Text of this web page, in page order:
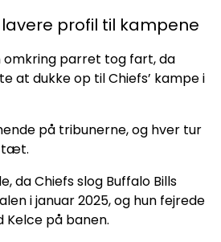
profil til kampene
parret tog fart, da
at dukke op til Chiefs’ kampe i
på tribunerne, og hver tur
tæt.
da Chiefs slog Buffalo Bills
i januar 2025, og hun fejrede
Kelce på banen.